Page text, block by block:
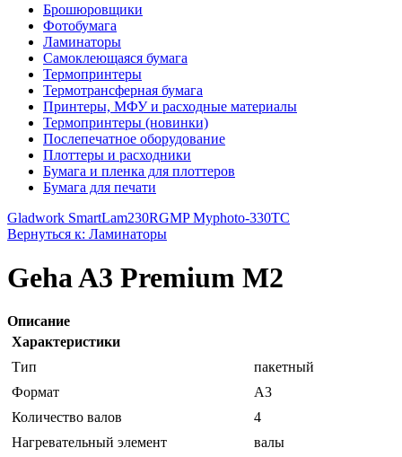
Брошюровщики
Фотобумага
Ламинаторы
Самоклеющаяся бумага
Термопринтеры
Термотрансферная бумага
Принтеры, МФУ и расходные материалы
Термопринтеры (новинки)
Послепечатное оборудование
Плоттеры и расходники
Бумага и пленка для плоттеров
Бумага для печати
Gladwork SmartLam230RGMP Myphoto-330TC
Вернуться к: Ламинаторы
Geha A3 Premium M2
Описание
Характеристики
Тип
пакетный
Формат
A3
Количество валов
4
Нагревательный элемент
валы